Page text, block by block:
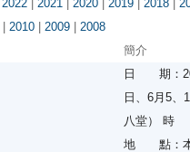
2022 | 2021 | 2020 | 2019 | 2018 |
| 2010 | 2009 | 2008
簡介
日 期：
日、6月5、
八堂） 時
地 點：本